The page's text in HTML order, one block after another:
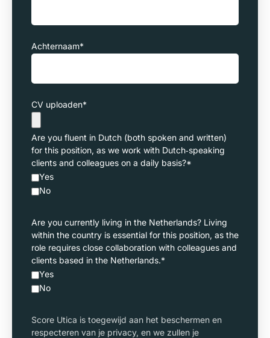
Achternaam*
CV uploaden*
Are you fluent in Dutch (both spoken and written)
for this position, as we work with Dutch‑speaking
clients and colleagues on a daily basis?*
Yes
No
Are you currently living in the Netherlands? Living
within the country is essential for this position, as the
role requires close collaboration with colleagues and
clients based in the Netherlands.*
Yes
No
Score Utica is toegewijd aan het beschermen en
respecteren van je privacy, en we zullen je